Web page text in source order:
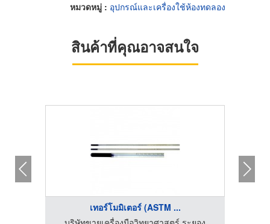
หมวดหมู่ : อุปกรณ์และเครื่องใช้ห้องทดลอง
สินค้าที่คุณอาจสนใจ
เทอร์โมมิเตอร์ (ASTM ...